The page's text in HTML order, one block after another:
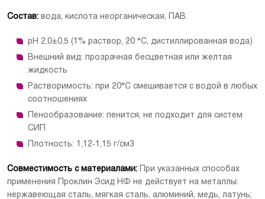
Состав: вода, кислота неорганическая, ПАВ.
рН 2,0±0,5 (1% раствор, 20 °С, дистиллированная вода)
Внешний вид: прозрачная бесцветная или желтая
жидкость
Растворимость: при 20°С смешивается с водой в любых
соотношениях
Пенообразование: пенится, не подходит для систем
СИП
Плотность: 1,12-1,15 г/см3
Совместимость с материалами:
При указанных способах
применения Проклин Эсид НФ не действует на металлы:
нержавеющая сталь, мягкая сталь, алюминий, медь, латунь;